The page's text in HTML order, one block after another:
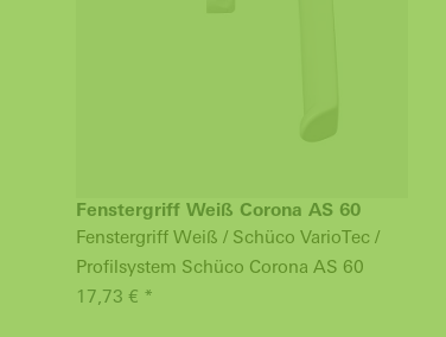
Fenstergriff Weiß Corona AS 60
Fenstergriff Weiß / Schüco VarioTec /
Profilsystem Schüco Corona AS 60
17,73 € *